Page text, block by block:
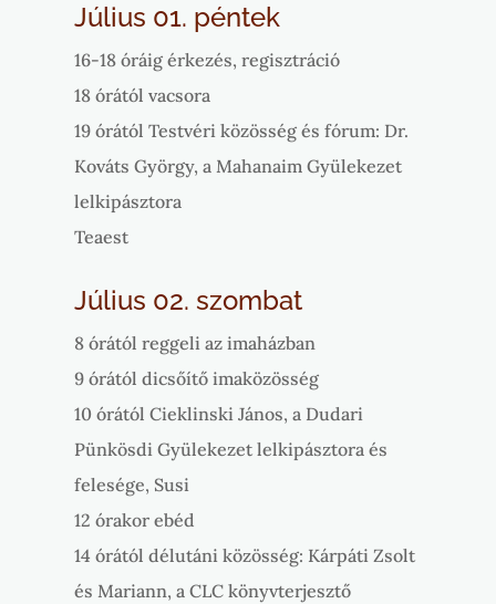
Július 01. péntek
16-18 óráig érkezés, regisztráció
18 órától vacsora
19 órától Testvéri közösség és fórum: Dr.
Kováts György, a Mahanaim Gyülekezet
lelkipásztora
Teaest
Július 02. szombat
8 órától reggeli az imaházban
9 órától dicsőítő imaközösség
10 órától Cieklinski János, a Dudari
Pünkösdi Gyülekezet lelkipásztora és
felesége, Susi
12 órakor ebéd
14 órától délutáni közösség: Kárpáti Zsolt
és Mariann, a CLC könyvterjesztő